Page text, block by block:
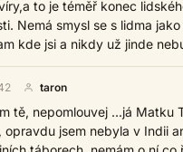
to je téměř konec
Nemá smysl se s lidma
kde jsi a nikdy už jinde
taron
tě, nepomlouvej ...já Matku
opravdu jsem nebyla v Indii